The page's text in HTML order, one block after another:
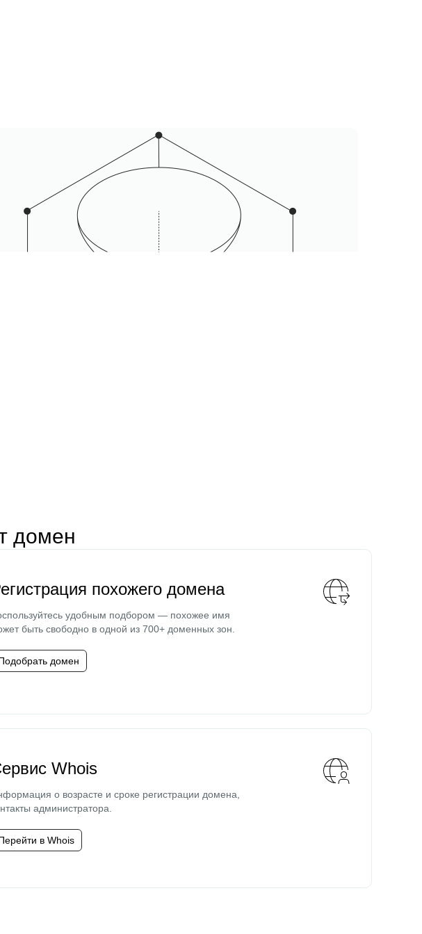
домен
похожего домена
удобным подбором — похожее имя
быть свободно в одной из 700+ доменных зон.
домен
Whois
о возрасте и сроке регистрации домена,
администратора.
в Whois